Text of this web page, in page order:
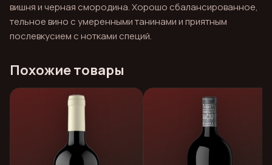
вишня и черная смородина. Хорошо сбалансированное,
тельное вино с умеренными танинами и приятным
послевкусием с нотками специй.
Похожие товары